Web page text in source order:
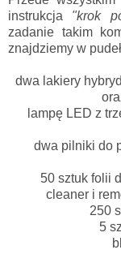
instrukcja "krok
zadanie takim
znajdziemy w
dwa lakiery
lampę LED z
dwa pilniki do
50 sztuk folii
cleaner i
250
5